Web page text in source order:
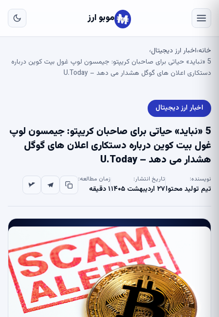
موبو ارز
خانه›اخبار ارز دیجیتال›
5 «نباید» حیاتی برای صاحبان کریپتو: جیمسون لوپ غول بیت کوین درباره
دستکاری اعلان های گوگل هشدار می دهد – U.Today
اخبار ارز دیجیتال
5 «نباید» حیاتی برای صاحبان کریپتو: جیمسون لوپ
غول بیت کوین درباره دستکاری اعلان های گوگل
هشدار می دهد – U.Today
نویسنده:
تیم تولید محتوا
تاریخ انتشار:
۲۷ اردیبهشت ۱۴۰۵
زمان مطالعه:
۱ دقیقه